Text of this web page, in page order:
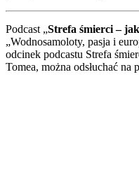
Podcast „Strefa śmierci –
„Wodnosamoloty, pasja i
odcinek podcastu Strefa
Tomea, można odsłuchać